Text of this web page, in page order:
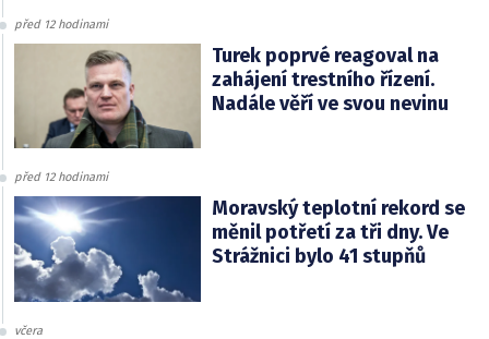
před 12 hodinami
Turek poprvé reagoval na
zahájení trestního řízení.
Nadále věří ve svou nevinu
před 12 hodinami
Moravský teplotní rekord se
měnil potřetí za tři dny. Ve
Strážnici bylo 41 stupňů
včera